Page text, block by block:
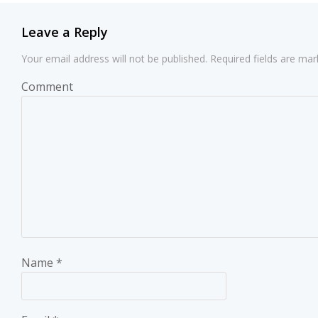
Leave a Reply
Your email address will not be published. Required fields are
Comment
Name *